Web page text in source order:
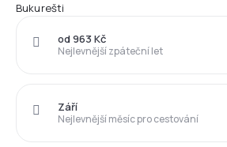
Bukurešti
Nejlevnější zpáteční let
od 963 Kč
Nejlevnější měsíc pro cestování
Září